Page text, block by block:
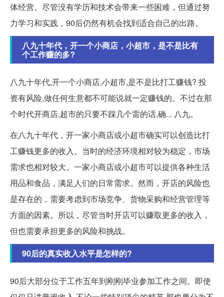
体经营。尽管没有学历和技术会带来一些困难，但通过努
力学习和实践，90后仍然有机会找到适合自己的出路。
八九十年代，开一个小商店，小超市，是不是比有
个工作赚的多?
八九十年代,开一个小商店,小超市,是不是比打工赚钱? 投
资有风险,做任何生意都不可能说就一定赚钱的。不过在那
个时代开商店,超市的只要不踩几个雷的话,确... 八九。
在八九十年代，开一家小商店或小超市确实可以创造比打
工赚钱更多的收入。当时的经济环境相对较为稳定，市场
需求也相对较大。一家小商店或小超市可以提供各种生活
用品和食品，满足人们的日常需求。然而，开店的风险也
是存在的，需要考虑到市场竞争、货物采购和经营管理等
方面的因素。所以，尽管当时开店可以赚取更多的收入，
但也需要承担更多的风险和挑战。
90后的真实收入水平是怎样的?
90后大部分位于工作五年到刚刚毕业参加工作之间。即使